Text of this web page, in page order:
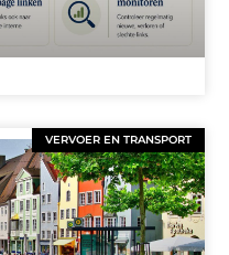
VERVOER EN TRANSPORT